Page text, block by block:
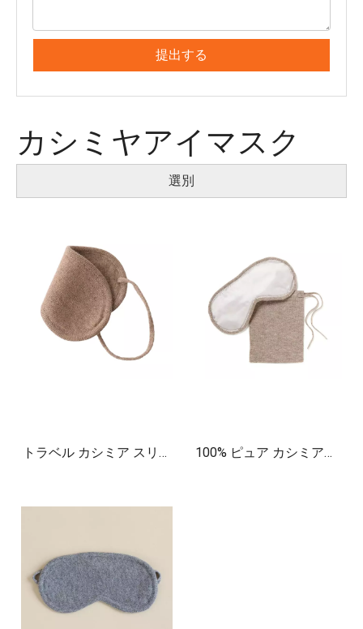
提出する
カシミヤアイマスク
選別
トラベル カシミア スリー 100% ピュア カシミアの